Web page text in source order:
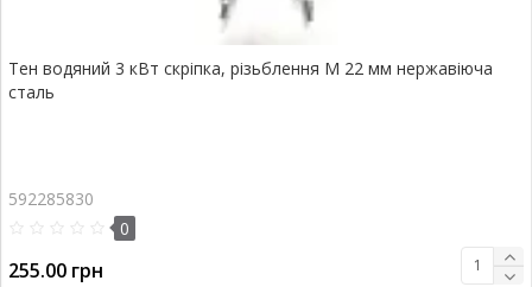
Тен водяний 3 кВт скріпка, різьблення M 22 мм нержавіюча
сталь
592285830
0
255.00 грн